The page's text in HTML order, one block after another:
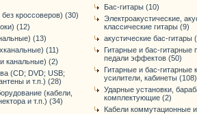
кроссоверов) (30)
(12)
(13)
(11)
канальные) (2)
(CD; DVD; USB;
и т.п.) (28)
(кабели,
и т.п.) (34)
Бас-гитары (10)
Электроакустические,
классические гитары (9)
акустические бас-гитары
Гитарные и бас-гитарные
педали эффектов (50)
Гитарные и бас-гитарные
усилители, кабинеты (108)
Ударные установки,
комплектующие (2)
Кабели коммутационные